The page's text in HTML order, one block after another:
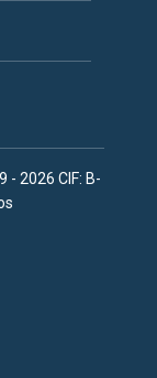
- 2026 CIF: B-